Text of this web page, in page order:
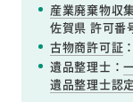
産業廃棄物収
佐賀県 許可番
古物商許可証
遺品整理士：
遺品整理士認